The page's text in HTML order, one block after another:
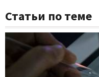
Статьи по теме